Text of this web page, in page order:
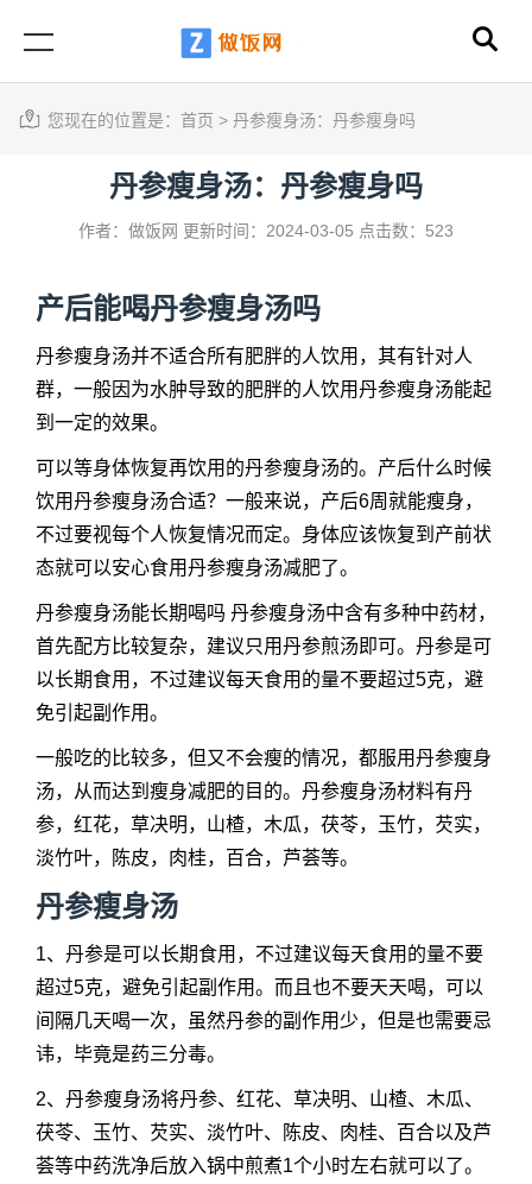
您现在的位置是： 首页 > 丹参瘦身汤：丹参瘦身吗
丹参瘦身汤：丹参瘦身吗
作者：做饭网 更新时间：2024-03-05 点击数：523
产后能喝丹参瘦身汤吗
丹参瘦身汤并不适合所有肥胖的人饮用，其有针对人
群，一般因为水肿导致的肥胖的人饮用丹参瘦身汤能起
到一定的效果。
可以等身体恢复再饮用的丹参瘦身汤的。产后什么时候
饮用丹参瘦身汤合适？一般来说，产后6周就能瘦身，
不过要视每个人恢复情况而定。身体应该恢复到产前状
态就可以安心食用丹参瘦身汤减肥了。
丹参瘦身汤能长期喝吗 丹参瘦身汤中含有多种中药材，
首先配方比较复杂，建议只用丹参煎汤即可。丹参是可
以长期食用，不过建议每天食用的量不要超过5克，避
免引起副作用。
一般吃的比较多，但又不会瘦的情况，都服用丹参瘦身
汤，从而达到瘦身减肥的目的。丹参瘦身汤材料有丹
参，红花，草决明，山楂，木瓜，茯苓，玉竹，芡实，
淡竹叶，陈皮，肉桂，百合，芦荟等。
丹参瘦身汤
1、丹参是可以长期食用，不过建议每天食用的量不要
超过5克，避免引起副作用。而且也不要天天喝，可以
间隔几天喝一次，虽然丹参的副作用少，但是也需要忌
讳，毕竟是药三分毒。
2、丹参瘦身汤将丹参、红花、草决明、山楂、木瓜、
茯苓、玉竹、芡实、淡竹叶、陈皮、肉桂、百合以及芦
荟等中药洗净后放入锅中煎煮1个小时左右就可以了。